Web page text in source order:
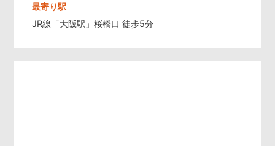
最寄り駅
JR線「大阪駅」桜橋口 徒歩5分